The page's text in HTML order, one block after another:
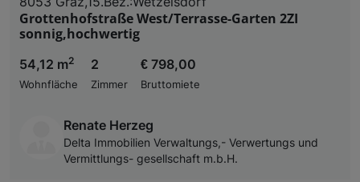
Grottenhofstraße West/Terrasse-Garten 2ZI
sonnig,hochwertig
54,12 m2
Wohnfläche
2
Zimmer
€ 798,00
Bruttomiete
Renate Herzeg
Delta Immobilien Verwaltungs,- Verwertungs und
Vermittlungs- gesellschaft m.b.H.